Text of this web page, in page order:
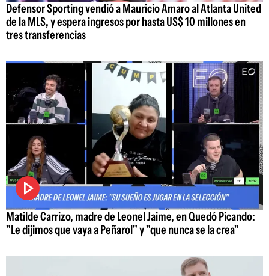
Defensor Sporting vendió a Mauricio Amaro al Atlanta United
de la MLS, y espera ingresos por hasta US$ 10 millones en
tres transferencias
Matilde Carrizo, madre de Leonel Jaime, en Quedó Picando:
"Le dijimos que vaya a Peñarol" y "que nunca se la crea"